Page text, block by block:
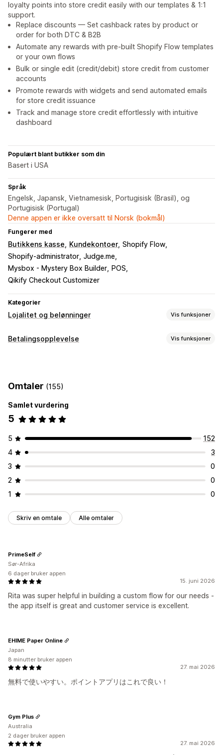
loyalty points into store credit easily with our templates & 1:1
support.
Replace discounts — Set cashback rates by product or
order for both DTC & B2B
Automate any rewards with pre-built Shopify Flow templates
or your own flows
Bulk or single edit (credit/debit) store credit from customer
accounts
Promote rewards with widgets and send automated emails
for store credit issuance
Track and manage store credit effortlessly with intuitive
dashboard
Populært blant butikker som din
Basert i USA
Språk
Engelsk, Japansk, Vietnamesisk, Portugisisk (Brasil), og
Portugisisk (Portugal)
Denne appen er ikke oversatt til Norsk (bokmål)
Fungerer med
Butikkens kasse Kundekontoer Shopify Flow
Shopify-administrator Judge.me
Mysbox - Mystery Box Builder
POS
Qikify Checkout Customizer
Kategorier
Lojalitet og belønninger Vis funksjoner
Programtyper
Poeng
Penger tilbake
Egendefinerte belønninger
Betalingsopplevelse Vis funksjoner
Widget-farge Personaliserte meldinger
Omtaler (155)
Samlet vurdering
5
5
152
4
3
3
0
2
0
1
0
Skriv en omtale Alle omtaler
15. juni 2026
Rita was super helpful in building a custom flow for our needs -
the app itself is great and customer service is excellent.
PrimeSelf
Sør-Afrika
6 dager bruker appen
27. mai 2026
無料で使いやすい。ポイントアプリはこれで良い！
EHIME Paper Online
Japan
8 minutter bruker appen
27. mai 2026
Gym Plus
Australia
2 dager bruker appen